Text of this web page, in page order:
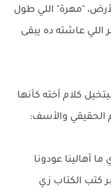
"مهرة" اللي طول
اللي عاشته ده يبقى
كلام أخته كأنها
الحقيقي والأسف:
ما أهالينا عودونا
كتب الكتاب زي